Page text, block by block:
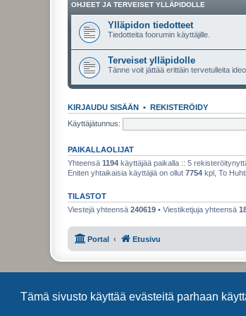
Tämä sivusto käyttää evästeitä parhaan
OHJEET JA TERVEISET YLLÄPIDOLLE
Ylläpidon tiedotteet
Tiedotteita foorumin käyttäjille.
Terveiset ylläpidolle
Tänne voit jättää erittäin tervetulleita
KIRJAUDU SISÄÄN • REKISTERÖIDY
Käyttäjätunnus:
PAIKALLAOLIJAT
Yhteensä 1194 käyttäjää paikalla :: 5
Eniten yhtaikaisia käyttäjiä on ollut 7754 kpl, To
TILASTOT
Viestejä yhteensä 240619 • Viestiketjuja yhteensä
Portal Etusivu